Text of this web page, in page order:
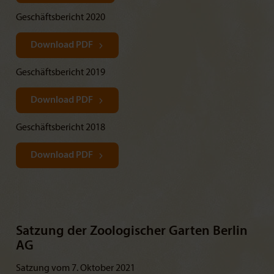
Geschäftsbericht 2020
Download PDF
Geschäftsbericht 2019
Download PDF
Geschäftsbericht 2018
Download PDF
Satzung der Zoologischer Garten Berlin
AG
Satzung vom 7. Oktober 2021